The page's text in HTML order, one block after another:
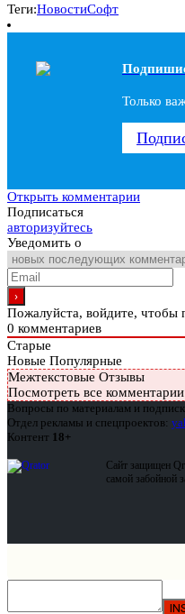
Теги:НовостиСофт
Только
Открыть комментарии
Подписаться
авторизуйтесь
Уведомить о
Пожалуйста, войдите, чтобы
0 комментариев
Старые
Новые Популярные
Межтекстовые Отзывы
Посмотреть все комментарии
Вопросы по материалам и
Отдел рекламы и спецпроектов:
Контент 18+
Сайт защищен
самой забойной